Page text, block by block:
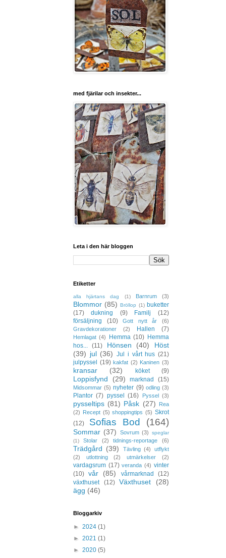
med fjärilar och insekter...
Leta i den här bloggen
Etiketter
alla hjärtans dag (1) Barnrum (3)
Blommor (85) Bröllop (1) buketter
(17)
dukning (9) Familj
(12)
försäljning
(10) Gott nytt år
(6)
Gravdekorationer
(2) Hallen (7)
Hemlagat (4) Hemma (10) Hemma
hos...
(11) Hönsen (40)
Höst
(39) jul (36) Jul i vårt hus (21)
julpyssel
(19) kakfat (2) Kaninen (3)
kransar (32) köket (9)
Loppisfynd (29) marknad (15)
Midsommar (5) nyheter (9) odling (3)
Plantor (7) pyssel (16) Pyssel (3)
pysseltips (81) Påsk (27)
Rea
(2) Recept (5) shoppingtips (5) Skrot
(12)
Sofias Bod (164)
Sommar (37) Sovrum (3)
speglar
(1)
Stolar (2) tidnings-reportage (6)
Trädgård (39) Tävling (4)
utflykt
(2)
utlottning (2) utmärkelser (2)
vardagsrum (17) veranda (4) vinter
(10) vår (85) vårmarknad
(12)
växthuset
(12) Växthuset
(28)
ägg (46)
Bloggarkiv
► 2024 (1)
► 2021 (1)
► 2020 (5)